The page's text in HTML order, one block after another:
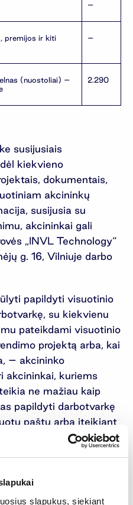
slapukus, siekiant
–
premijos ir kiti
–
(nuostoliai) –
2.290
susijusiais
kiekvieno
dokumentais,
akcininkų
susijusia su
akcininkai gali
„INVL Technology“
g. 16, Vilniuje darbo
papildyti visuotinio
su kiekvienu
pateikdami visuotinio
projektą arba, kai
– akcininko
akcininkai, kuriems
ne mažiau kaip
papildyti darbotvarkę
paštu arba įteikiant
papildoma, jeigu
kaip likus 14 dienų
kurie yra
akcininkų